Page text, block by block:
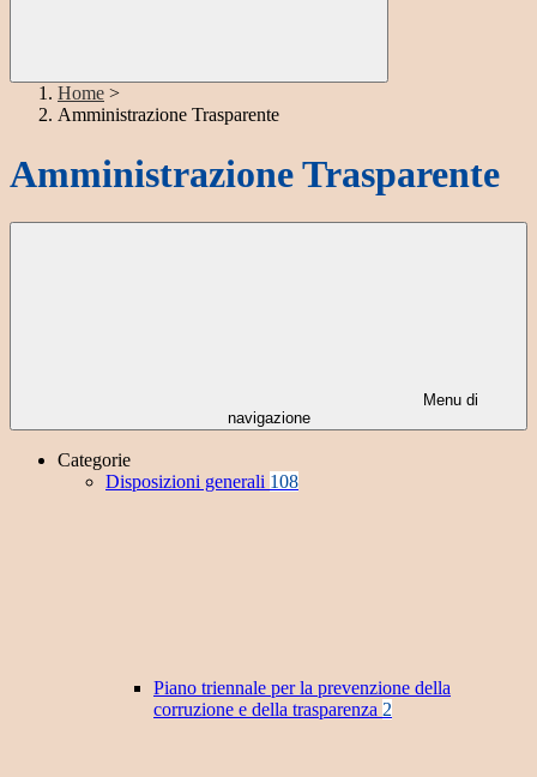
Home >
Amministrazione Trasparente
Amministrazione Trasparente
Menu di
navigazione
Categorie
Disposizioni generali 108
Piano triennale per la prevenzione della
corruzione e della trasparenza 2